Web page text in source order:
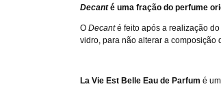
Decanté uma fração do perfume
O Decanté feito após a realização
vidro, para não alterar a composição
La Vie Est Belle Eau de Parfum é